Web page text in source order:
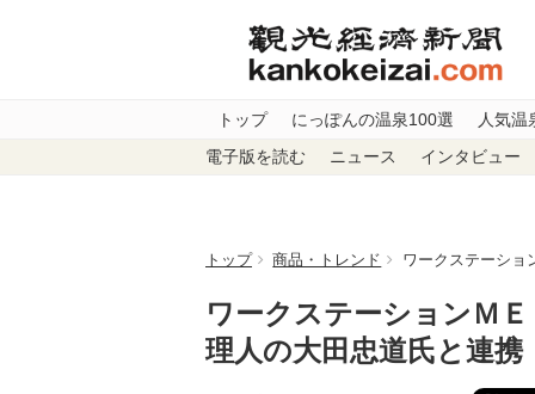
トップ にっぽんの温泉100選 人気温
電子版を読む ニュース インタビュー
トップ 商品・トレンド ワークステーシ
ワークステーションＭ
理人の大田忠道氏と連携